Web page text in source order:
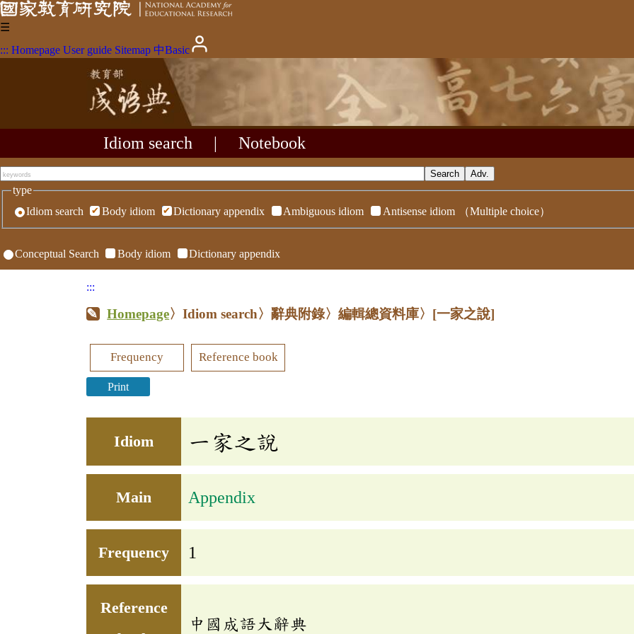
☰
::: Homepage User guide Sitemap 中Basic
Idiom search Notebook
type
Idiom search
Body idiom Dictionary appendix Ambiguous idiom Antisense idiom （Multiple choice）
Conceptual Search Body idiom Dictionary appendix
:::
Homepage〉Idiom search〉辭典附錄〉編輯總資料庫〉 [一家之說]
Frequency Reference book
Print
Idiom 一家之說
Main Appendix
Frequency 1
Reference
中國成語大辭典